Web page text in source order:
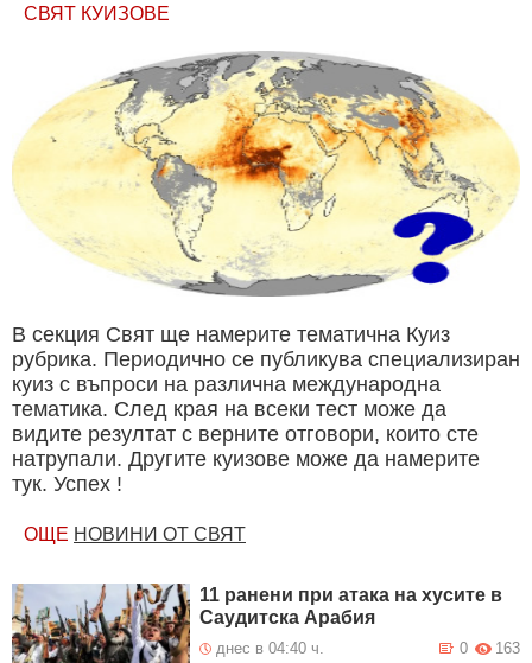
СВЯТ КУИЗОВЕ
В секция Свят ще намерите тематична Куиз
рубрика. Периодично се публикува специализиран
куиз с въпроси на различна международна
тематика. След края на всеки тест може да
видите резултат с верните отговори, които сте
натрупали. Другите куизове може да намерите
тук. Успех !
ОЩЕ НОВИНИ ОТ СВЯТ
11 ранени при атака на хусите в
Саудитска Арабия
днес в 04:40 ч. 163
0